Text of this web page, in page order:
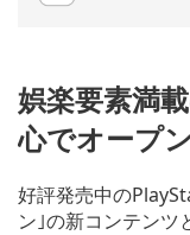
娯楽要素満
心でオープ
好評発売中の
ン｣の新コンテンツ